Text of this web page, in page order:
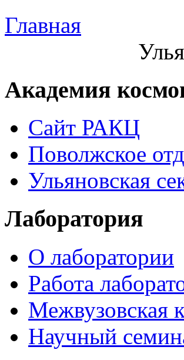
Главная
Академия
Сайт РАКЦ
Поволжское
Ульяновская
Лаборатория
О лаборатории
Работа
Межвузовская
Научный